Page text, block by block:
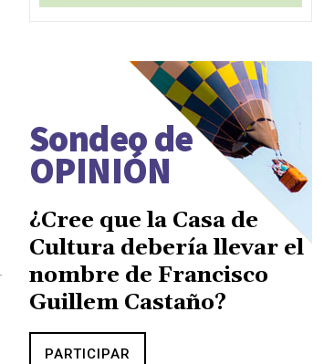
Sondeo de
OPINIÓN
¿Cree que la Casa de
Cultura debería llevar el
nombre de Francisco
Guillem Castaño?
PARTICIPAR